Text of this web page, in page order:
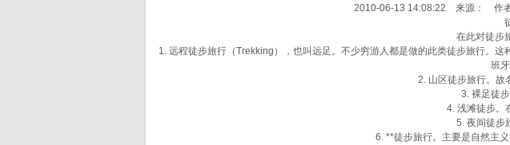
2010-06-13 14:08:22 来源： 作
在此对徒步
1. 远程徒步旅行（Trekking），也叫远足。不少穷游人都是做的此类徒步旅行。
班牙
2. 山区徒步旅行。故
3. 裸足徒
4. 浅滩徒步。
5. 夜间徒步
6. **徒步旅行。主要是自然主